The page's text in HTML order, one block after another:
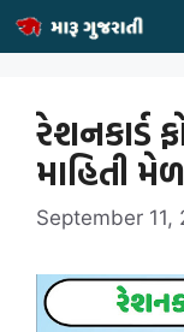
Skip
રેશનકાર્ડ
માહિતી
September 11,